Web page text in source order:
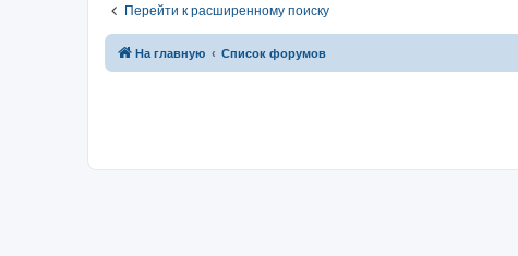
Перейти к расширенному поиску
На главную Список форумов